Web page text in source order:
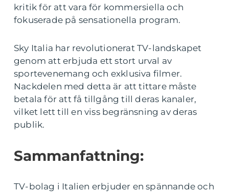
kritik för att vara för kommersiella och
fokuserade på sensationella program.
Sky Italia har revolutionerat TV-landskapet
genom att erbjuda ett stort urval av
sportevenemang och exklusiva filmer.
Nackdelen med detta är att tittare måste
betala för att få tillgång till deras kanaler,
vilket lett till en viss begränsning av deras
publik.
Sammanfattning:
TV-bolag i Italien erbjuder en spännande och